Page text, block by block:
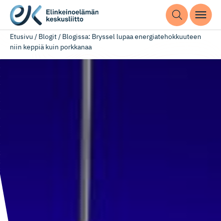
Etusivu / Blogit/ Blogissa: Bryssel lupaa energiatehokkuuteen
niin keppiä kuin porkkanaa